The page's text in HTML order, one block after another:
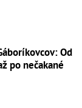
Od
po nečakané